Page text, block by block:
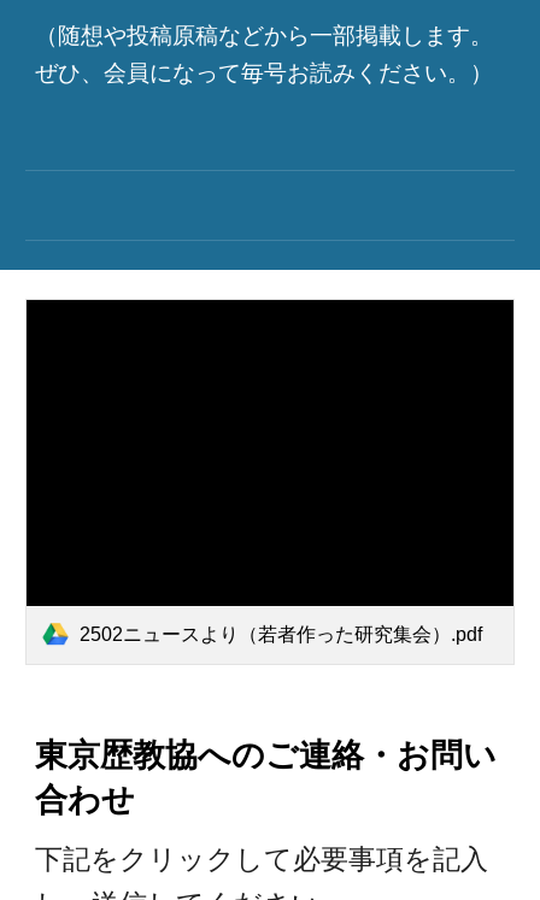
（随想や投稿原稿などから一部掲載します。
ぜひ、会員になって毎号お読みください。）
2502ニュースより（若者作った研究集会）.pdf
東京歴教協へのご連絡・お問い
合わせ
下記をクリックして必要事項を記入